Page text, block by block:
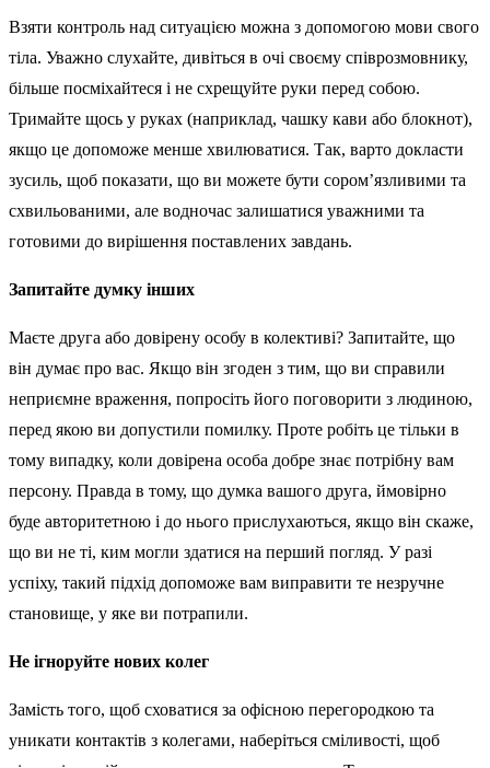
Взяти контроль над ситуацією можна з допомогою мови свого
тіла. Уважно слухайте, дивіться в очі своєму співрозмовнику,
більше посміхайтеся і не схрещуйте руки перед собою.
Тримайте щось у руках (наприклад, чашку кави або блокнот),
якщо це допоможе менше хвилюватися. Так, варто докласти
зусиль, щоб показати, що ви можете бути сором’язливими та
схвильованими, але водночас залишатися уважними та
готовими до вирішення поставлених завдань.
Запитайте думку інших
Маєте друга або довірену особу в колективі? Запитайте, що
він думає про вас. Якщо він згоден з тим, що ви справили
неприємне враження, попросіть його поговорити з людиною,
перед якою ви допустили помилку. Проте робіть це тільки в
тому випадку, коли довірена особа добре знає потрібну вам
персону. Правда в тому, що думка вашого друга, ймовірно
буде авторитетною і до нього прислухаються, якщо він скаже,
що ви не ті, ким могли здатися на перший погляд. У разі
успіху, такий підхід допоможе вам виправити те незручне
становище, у яке ви потрапили.
Не ігноруйте нових колег
Замість того, щоб сховатися за офісною перегородкою та
уникати контактів з колегами, наберіться сміливості, щоб